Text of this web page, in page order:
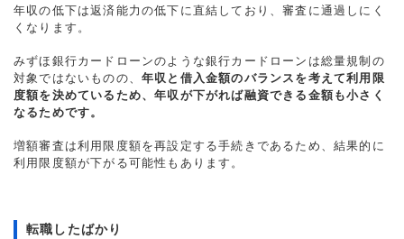
年収の低下は返済能力の低下に直結しており、審査に通過しにく
くなります。
みずほ銀行カードローンのような銀行カードローンは総量規制の
対象ではないものの、 年収と借入金額のバランスを考えて利用限
度額を決めているため、年収が下がれば融資できる金額も小さく
なるためです。
増額審査は利用限度額を再設定する手続きであるため、結果的に
利用限度額が下がる可能性もあります。
転職したばかり